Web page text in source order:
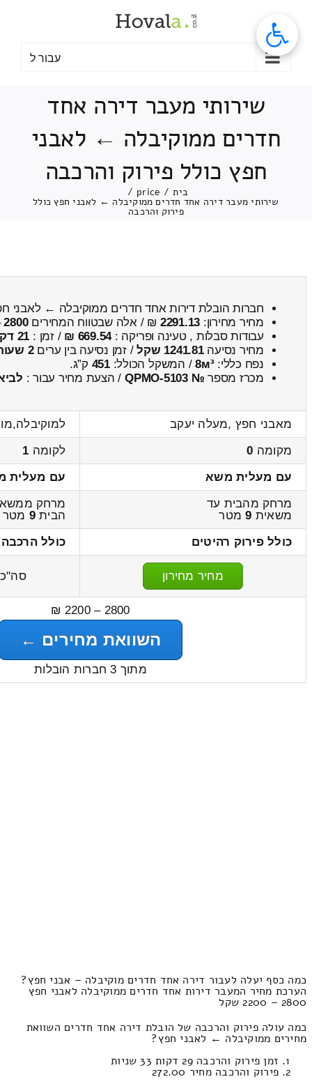
עבור ל
שירותי מעבר דירה אחד
חדרים ממוקיבלה ← לאבני
חפץ כולל פירוק והרכבה
בית /
price
/
שירותי מעבר דירה אחד חדרים ממוקיבלה ← לאבני חפץ כולל
פירוק והרכבה
חברות הובלת דירות אחד חדרים ממוקיבלה ← לאבני
מחיר מחירון: 2291.13 ₪ / אלה שבטווח המחירים2800
עבודות סבלות , טעינה ופריקה :669.54 ₪ / זמן : 21 דקות 11 שניות
מחיר נסיעה1241.81 שקל / זמן נסיעה בין ערים2 שעות , 2 דקות
נפח כללי:8м³/ המשקל הכולל:451 ק”ג.
מכרז מספר № QPMO-5103 / הצעת מחיר עבור :
מאבני חפץ ,מעלה יעקב
מקומה 0 לקומה 1
עם מעלית משא
עם מעלית
מרחק מהבית עד
משאית 9מטר
מרחק
הבית9 מטר
כולל פירוק רהיטים
כולל
מחיר מחירון
2800 – 2200 ₪
השוואת מחירים ←
מתוך 3 חברות הובלות
כמה כסף יעלה לעבור דירה אחד חדרים מוקיבלה – אבני חפץ?
הערכת מחיר המעבר דירות אחד חדרים ממוקיבלה לאבני חפץ
2800 – 2200 שקל
כמה עולה פירוק והרכבה של הובלת דירה אחד חדרים השוואת
מחירים ממוקיבלה ← לאבני חפץ?
זמן פירוק והרכבה 29 דקות 33 שניות
פירוק והרכבה מחיר 272.00